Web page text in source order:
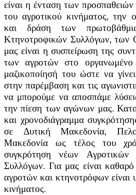
είναι η ένταση των
του αγροτικού κινήματος, την
και δράση των
Κτηνοτροφικών Συλλόγων, των
μας είναι η συσπείρωση της
των αγροτών στο οργανωμένο
μαζικοποίησή του ώστε να
στην παρέμβαση και τις
να μπορούμε να αποσπάμε
την πίεση των αγώνων μας.
και χρονοδιάγραμμα
σε Δυτική Μακεδονία,
Μακεδονία ως τέλος του
συγκρότηση νέων Αγροτικών
Συλλόγων. Για μας είναι
αγροτών και κτηνοτρόφων είναι
κινήματος.